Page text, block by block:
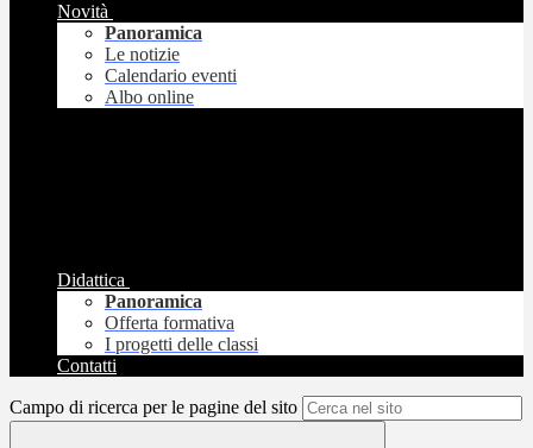
Novità
Panoramica
Le notizie
Calendario eventi
Albo online
Didattica
Panoramica
Offerta formativa
I progetti delle classi
Contatti
Campo di ricerca per le pagine del sito